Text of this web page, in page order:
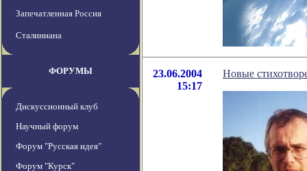
Запечатленная Россия
Сталиниана
ФОРУМЫ
Дискуссионный клуб
Научный форум
Форум "Русская идея"
Форум "Курск"
23.06.2004
15:17
Новые